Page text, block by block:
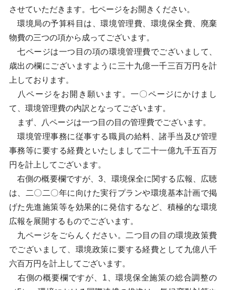
させていただきます。七ページをお開きください。
環境局の予算科目は、環境管理費、環境保全費、廃棄
物費の三つの項から成ってございます。
七ページは一つ目の項の環境管理費でございまして、
歳出の欄にございますように三十九億一千三百万円を計
上しております。
八ページをお開き願います。一〇ページにかけまし
て、環境管理費の内訳となってございます。
まず、八ページは一つ目の目の管理費でございます。
環境管理事務に従事する職員の給料、諸手当及び管理
事務等に要する経費といたしまして二十一億九千五百万
円を計上してございます。
右側の概要欄ですが、3、環境保全に関する広報、広聴
は、二〇二〇年に向けた実行プランや環境基本計画で掲
げた先進施策等を効果的に発信するなど、積極的な環境
広報を展開するものでございます。
九ページをごらんください。二つ目の目の環境政策費
でございまして、環境政策に要する経費として九億八千
六百万円を計上してございます。
右側の概要欄ですが、1、環境保全施策の総合調整の